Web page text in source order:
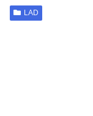
LAD